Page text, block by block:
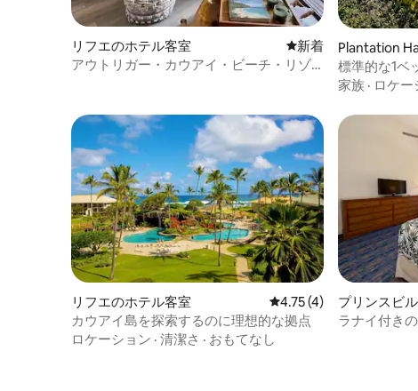
リフエのホテル客室 新しい宿泊先
新着
アウトリガー・カウアイ・ビーチ・リゾ
Plantation
標準的な1ベ
ベッド2台、
家族 · ロケー
リフエのホテル客室 レビュー4件、5つ星中
4.75 (4)
カウアイ島を探索するのに理想的な拠点
ロケーション · 清潔さ · おもてなし
プリンスビ
ラナイ付き